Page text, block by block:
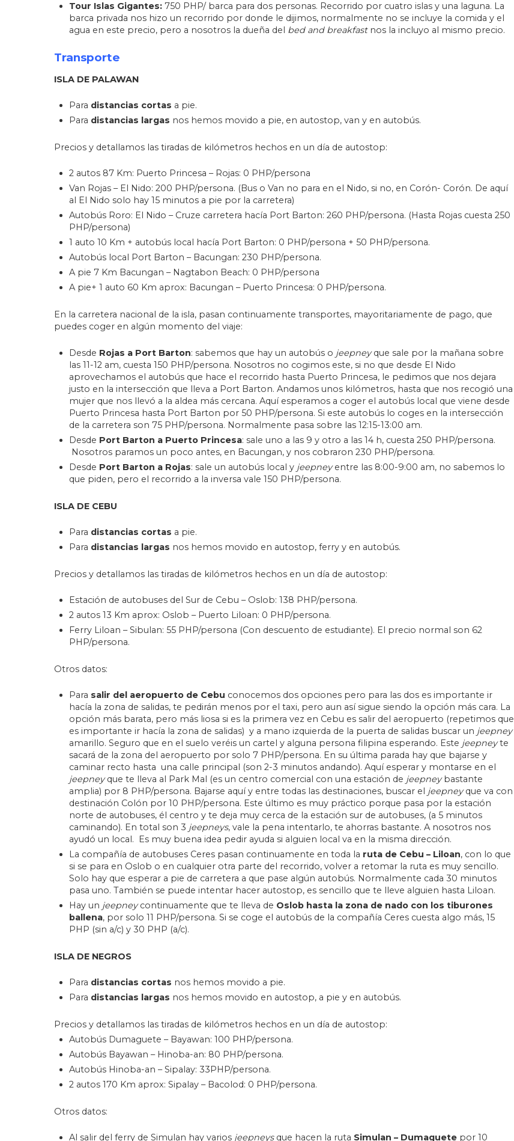
Tour Islas Gigantes: 750 PHP/ barca para dos personas. Recorrido por cuatro islas y una laguna. La
barca privada nos hizo un recorrido por donde le dijimos, normalmente no se incluye la comida y el
agua en este precio, pero a nosotros la dueña del bed and breakfastnos la incluyo al mismo precio.
Transporte
ISLA DE PALAWAN
Para distancias cortas a pie.
Para distancias largas nos hemos movido a pie, en autostop, van y en autobús.
Precios y detallamos las tiradas de kilómetros hechos en un día de autostop:
2 autos 87 Km: Puerto Princesa – Rojas: 0 PHP/persona
Van Rojas – El Nido: 200 PHP/persona. (Bus o Van no para en el Nido, si no, en Corón- Corón. De aquí
al El Nido solo hay 15 minutos a pie por la carretera)
Autobús Roro: El Nido – Cruze carretera hacía Port Barton: 260 PHP/persona. (Hasta Rojas cuesta 250
PHP/persona)
1 auto 10 Km + autobús local hacía Port Barton: 0 PHP/persona + 50 PHP/persona.
Autobús local Port Barton – Bacungan: 230 PHP/persona.
A pie 7 Km Bacungan – Nagtabon Beach: 0 PHP/persona
A pie+ 1 auto 60 Km aprox: Bacungan – Puerto Princesa: 0 PHP/persona.
En la carretera nacional de la isla, pasan continuamente transportes, mayoritariamente de pago, que
puedes coger en algún momento del viaje:
Desde Rojas a Port Barton: sabemos que hay un autobús o jeepneyque sale por la mañana sobre
las 11-12 am, cuesta 150 PHP/persona. Nosotros no cogimos este, si no que desde El Nido
aprovechamos el autobús que hace el recorrido hasta Puerto Princesa, le pedimos que nos dejara
justo en la intersección que lleva a Port Barton. Andamos unos kilómetros, hasta que nos recogió una
mujer que nos llevó a la aldea más cercana. Aquí esperamos a coger el autobús local que viene desde
Puerto Princesa hasta Port Barton por 50 PHP/persona. Si este autobús lo coges en la intersección
de la carretera son 75 PHP/persona. Normalmente pasa sobre las 12:15-13:00 am.
Desde Port Barton a Puerto Princesa: sale uno a las 9 y otro a las 14 h, cuesta 250 PHP/persona.
Nosotros paramos un poco antes, en Bacungan, y nos cobraron 230 PHP/persona.
Desde Port Barton a Rojas: sale un autobús local y jeepneyentre las 8:00-9:00 am, no sabemos lo
que piden, pero el recorrido a la inversa vale 150 PHP/persona.
ISLA DE CEBU
Para distancias cortas a pie.
Para distancias largas nos hemos movido en autostop, ferry y en autobús.
Precios y detallamos las tiradas de kilómetros hechos en un día de autostop:
Estación de autobuses del Sur de Cebu – Oslob: 138 PHP/persona.
2 autos 13 Km aprox: Oslob – Puerto Liloan: 0 PHP/persona.
Ferry Liloan – Sibulan: 55 PHP/persona (Con descuento de estudiante). El precio normal son 62
PHP/persona.
Otros datos:
Para salir del aeropuerto de Cebu conocemos dos opciones pero para las dos es importante ir
hacía la zona de salidas, te pedirán menos por el taxi, pero aun así sigue siendo la opción más cara. La
opción más barata, pero más liosa si es la primera vez en Cebu es salir del aeropuerto (repetimos que
es importante ir hacía la zona de salidas) y a mano izquierda de la puerta de salidas buscar un jeepney
amarillo. Seguro que en el suelo veréis un cartel y alguna persona filipina esperando. Este jeepneyte
sacará de la zona del aeropuerto por solo 7 PHP/persona. En su última parada hay que bajarse y
caminar recto hasta una calle principal (son 2-3 minutos andando). Aquí esperar y montarse en el
jeepneyque te lleva al Park Mal (es un centro comercial con una estación de jeepneybastante
amplia) por 8 PHP/persona. Bajarse aquí y entre todas las destinaciones, buscar el jeepneyque va con
destinación Colón por 10 PHP/persona. Este último es muy práctico porque pasa por la estación
norte de autobuses, él centro y te deja muy cerca de la estación sur de autobuses, (a 5 minutos
caminando). En total son 3 jeepneys, vale la pena intentarlo, te ahorras bastante. A nosotros nos
ayudó un local. Es muy buena idea pedir ayuda si alguien local va en la misma dirección.
La compañía de autobuses Ceres pasan continuamente en toda la ruta de Cebu – Liloan, con lo que
si se para en Oslob o en cualquier otra parte del recorrido, volver a retomar la ruta es muy sencillo.
Solo hay que esperar a pie de carretera a que pase algún autobús. Normalmente cada 30 minutos
pasa uno. También se puede intentar hacer autostop, es sencillo que te lleve alguien hasta Liloan.
Hay un jeepneycontinuamente que te lleva de Oslob hasta la zona de nado con los tiburones
ballena, por solo 11 PHP/persona. Si se coge el autobús de la compañía Ceres cuesta algo más, 15
PHP (sin a/c) y 30 PHP (a/c).
ISLA DE NEGROS
Para distancias cortas nos hemos movido a pie.
Para distancias largas nos hemos movido en autostop, a pie y en autobús.
Precios y detallamos las tiradas de kilómetros hechos en un día de autostop:
Autobús Dumaguete – Bayawan: 100 PHP/persona.
Autobús Bayawan – Hinoba-an: 80 PHP/persona.
Autobús Hinoba-an – Sipalay: 33PHP/persona.
2 autos 170 Km aprox: Sipalay – Bacolod: 0 PHP/persona.
Otros datos:
Al salir del ferry de Simulan hay varios jeepneysque hacen la ruta Simulan – Dumaguete por 10